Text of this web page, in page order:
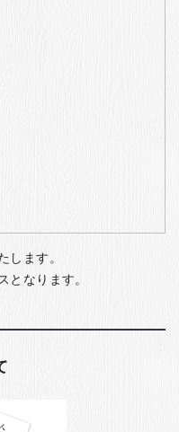
します。
となります。